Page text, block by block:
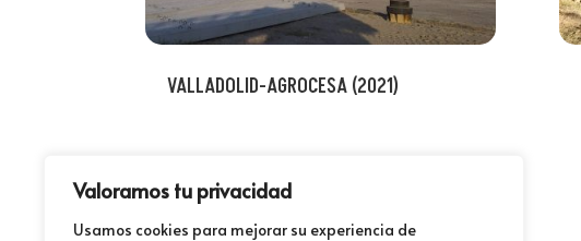
Valoramos tu privacidad
Usamos cookies para mejorar su experiencia de
VALLADOLID-AGROCESA (2021)